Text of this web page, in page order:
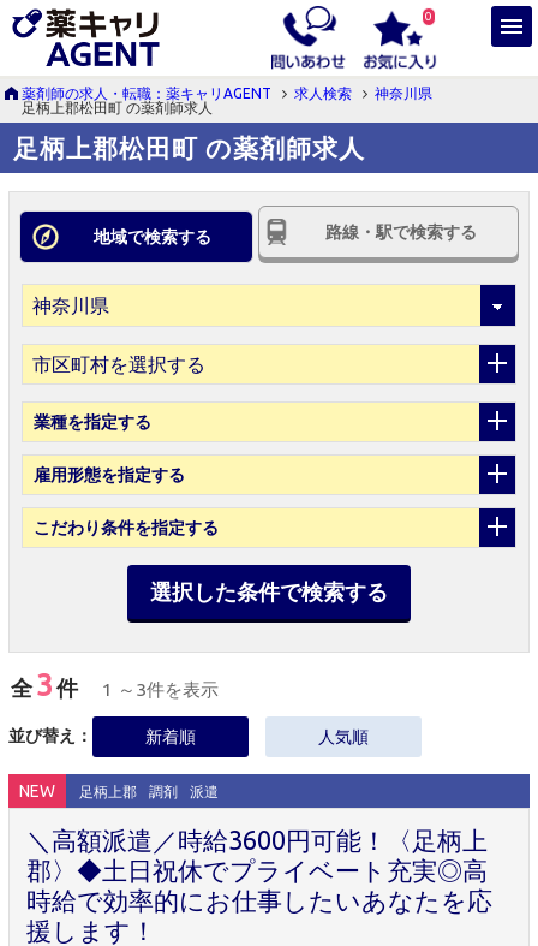
0
薬剤師の求人・転職：薬キャリAGENT 求人検索
神奈川県
足柄上郡松田町 の薬剤師求人
足柄上郡松田町 の薬剤師求人
地域で検索する 路線・駅で検索する
市区町村を選択する
業種を指定する
雇用形態を指定する
こだわり条件を指定する
選択した条件で検索する
全3 件 1 ～3件を表示
並び替え： 新着順 人気順
NEW 足柄上郡 調剤 派遣
＼高額派遣／時給3600円可能！〈足柄上
郡〉◆土日祝休でプライベート充実◎高
時給で効率的にお仕事したいあなたを応
援します！